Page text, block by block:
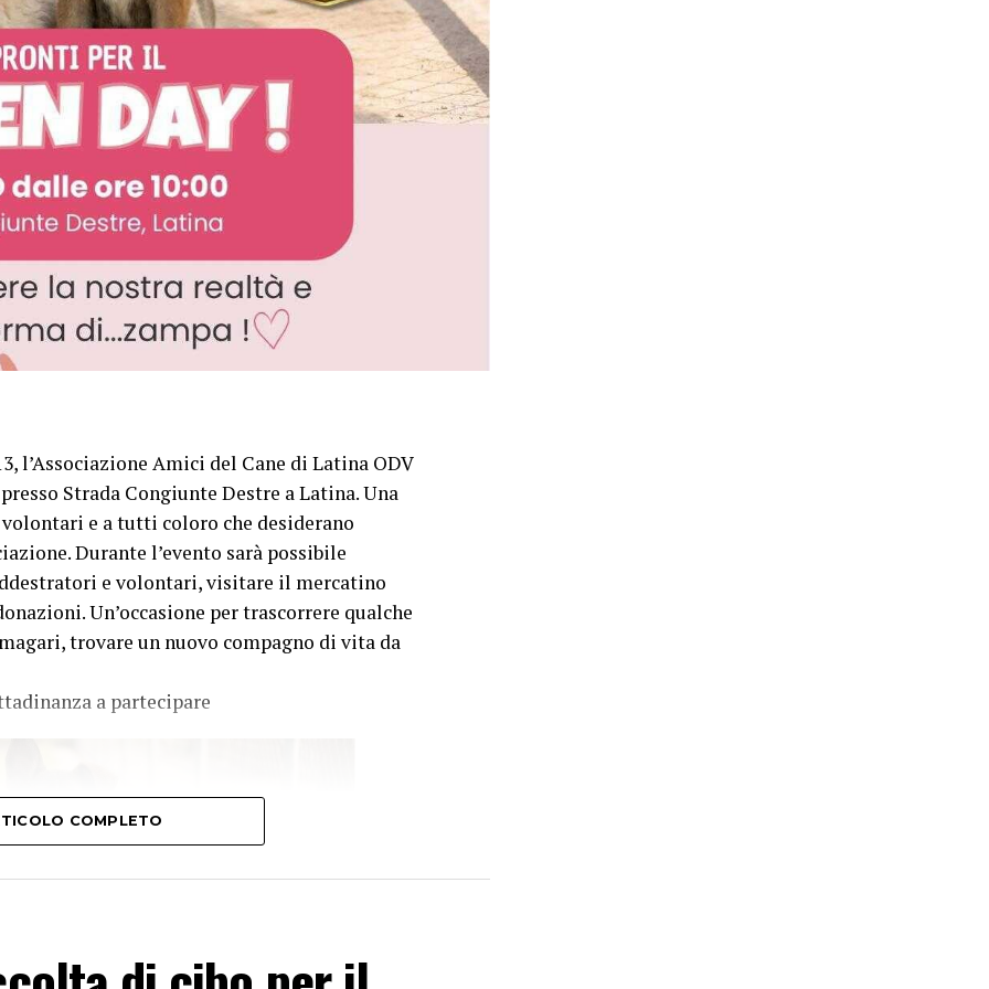
l’Associazione Amici del Cane di Latina ODV
Strada Congiunte Destre a Latina. Una
e a tutti coloro che desiderano
Durante l’evento sarà possibile
e volontari, visitare il mercatino
Un’occasione per trascorrere qualche
trovare un nuovo compagno di vita da
a partecipare
COMPLETO